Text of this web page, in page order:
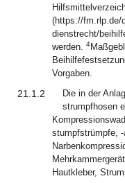
(https://fm.rlp.de/
dienstrecht/
werden. 4
Vorgaben.
21.1.2
Die in der
strumpfhosen
stumpfstrümpfe,
Hautkleber,